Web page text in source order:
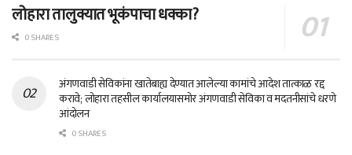
लोहारा तालुक्यात भूकंपाचा धक्का?
0 SHARES
अंगणवाडी सेविकांना खातेबाह्य देण्यात आलेल्या कामांचे आदेश तात्काळ रद्द
करावे; लोहारा तहसील कार्यालयासमोर अंगणवाडी सेविका व मदतनीसांचे धरणे
आंदोलन
0 SHARES